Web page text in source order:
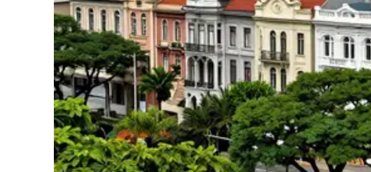
História
Casarões tombados na Avenida Paulista: informações
essenciais
5 de agosto de 2026 0 comments